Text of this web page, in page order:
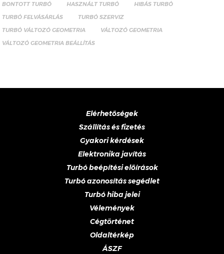
BONTOTT TURBÓ HASZNÁLT TURBÓ
HIBÁS TURBÓ
TURBÓ FELVÁSÁRLÁS
TURBÓ SZERVIZ
TURBÓ VÁLTOZÓ GEOMETRIA
VÁLTOZÓ GEOMETRIA
VÁLTOZÓ GEOMETRIA BEÁLLÍTÁS
Elérhetőségek
Szállítás és fizetés
Gyakori kérdések
Elektronika javítás
Turbó beépítési előírások
Turbó azonosítás segédlet
Turbó hiba jelei
Vélemények
Cégtörténet
Oldaltérkép
ÁSZF